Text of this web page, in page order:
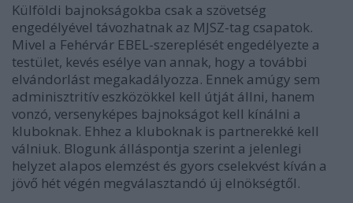
Külföldi bajnokságokba csak a szövetség
engedélyével távozhatnak az MJSZ-tag csapatok.
Mivel a Fehérvár EBEL-szereplését engedélyezte a
testület, kevés esélye van annak, hogy a további
elvándorlást megakadályozza. Ennek amúgy sem
adminisztritív eszközökkel kell útját állni, hanem
vonzó, versenyképes bajnokságot kell kínálni a
kluboknak. Ehhez a kluboknak is partnerekké kell
válniuk. Blogunk álláspontja szerint a jelenlegi
helyzet alapos elemzést és gyors cselekvést kíván a
jövő hét végén megválasztandó új elnökségtől.